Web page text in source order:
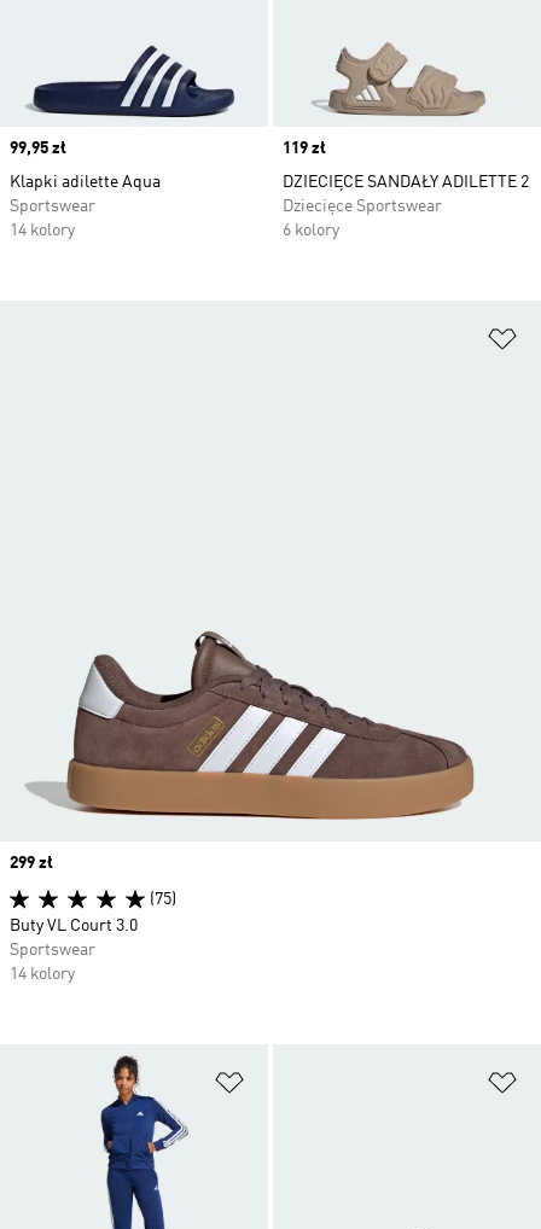
Price
99,95 zł
Klapki adilette Aqua
Sportswear
14 kolory
Price
119 zł
DZIECIĘCE SANDAŁY ADILETTE 2
Dziecięce Sportswear
6 kolory
Price
299 zł
(75)
Buty VL Court 3.0
Sportswear
14 kolory